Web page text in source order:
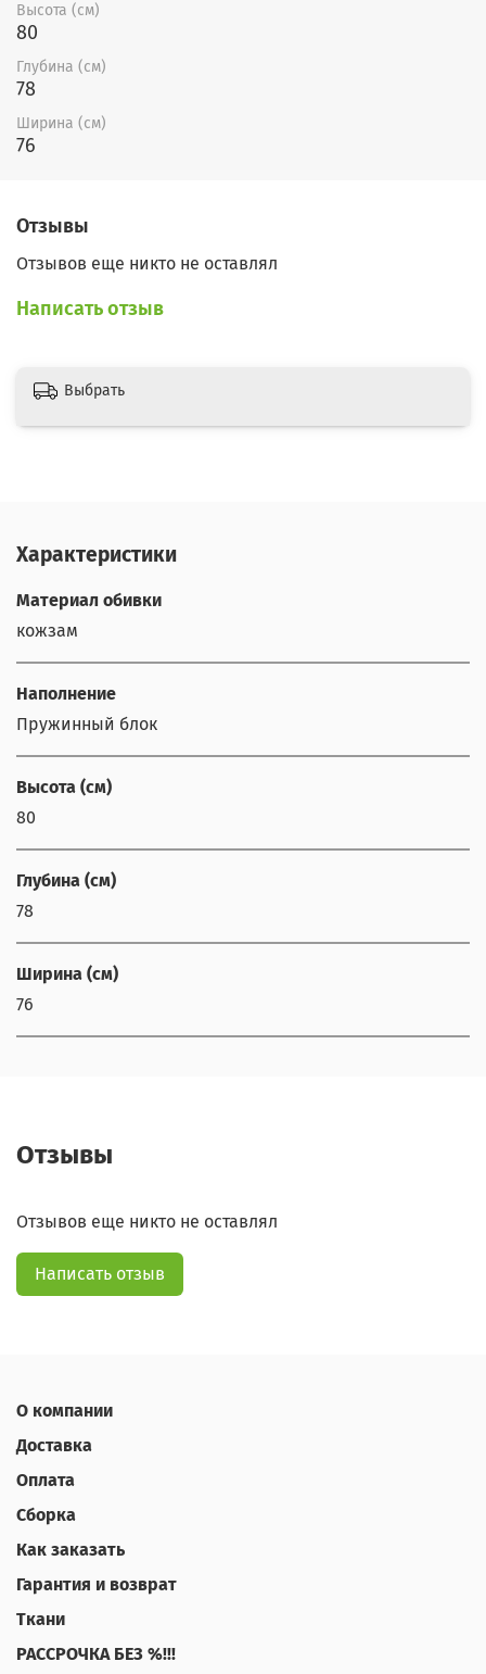
Высота (см)
80
Глубина (см)
78
Ширина (см)
76
Отзывы
Отзывов еще никто не оставлял
Написать отзыв
Выбрать
Характеристики
Материал обивки
кожзам
Наполнение
Пружинный блок
Высота (см)
80
Глубина (см)
78
Ширина (см)
76
Отзывы
Отзывов еще никто не оставлял
Написать отзыв
О компании
Доставка
Оплата
Сборка
Как заказать
Гарантия и возврат
Ткани
РАССРОЧКА БЕЗ %!!!